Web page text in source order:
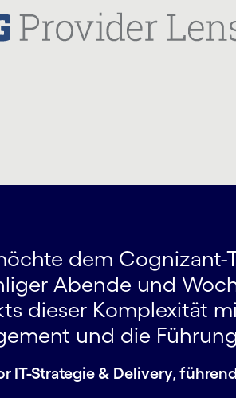
dem Cognizant-
Abende und
dieser Komplexität
und die
IT-Strategie & Delivery,